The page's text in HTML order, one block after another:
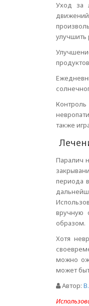
Уход за
также
Паралич
периода
вручную
образом.
Хотя
можно
может
Автор: